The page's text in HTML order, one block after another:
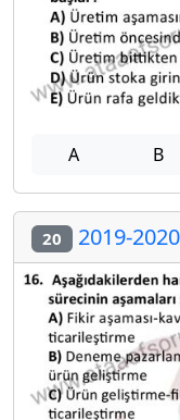
A B
20 2019-